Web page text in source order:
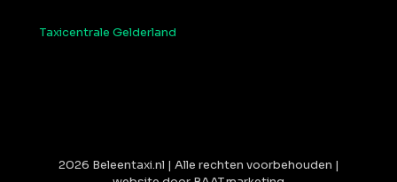
Taxicentrale Gelderland
2026 Beleentaxi.nl | Alle rechten voorbehouden |